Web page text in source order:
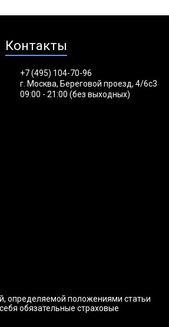
Контакты
+7 (495) 104-70-96
г. Москва, Береговой проезд, 4/6с3
09:00 - 21:00 (без выходных)
определяемой положениями статьи
обязательные страховые